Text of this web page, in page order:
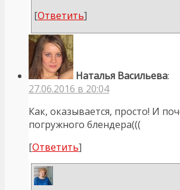
[Ответить]
Наталья Васильева:
27.06.2016 в 20:04
Как, оказывается, просто! И
погружного блендера(((
[Ответить]